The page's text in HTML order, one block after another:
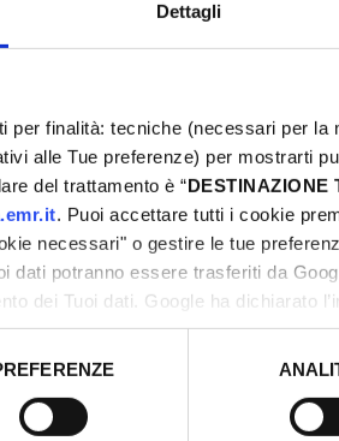
Dettagli
per finalità: tecniche (necessari per
alle Tue preferenze) per mostrarti
del trattamento è “DESTINAZIONE
. Puoi accettare tutti i cookie
necessari" o gestire le tue
dati potranno essere trasferiti da
dei Tuoi dati. Google ha dichiarato
valutato essere sufficienti.
before going to the